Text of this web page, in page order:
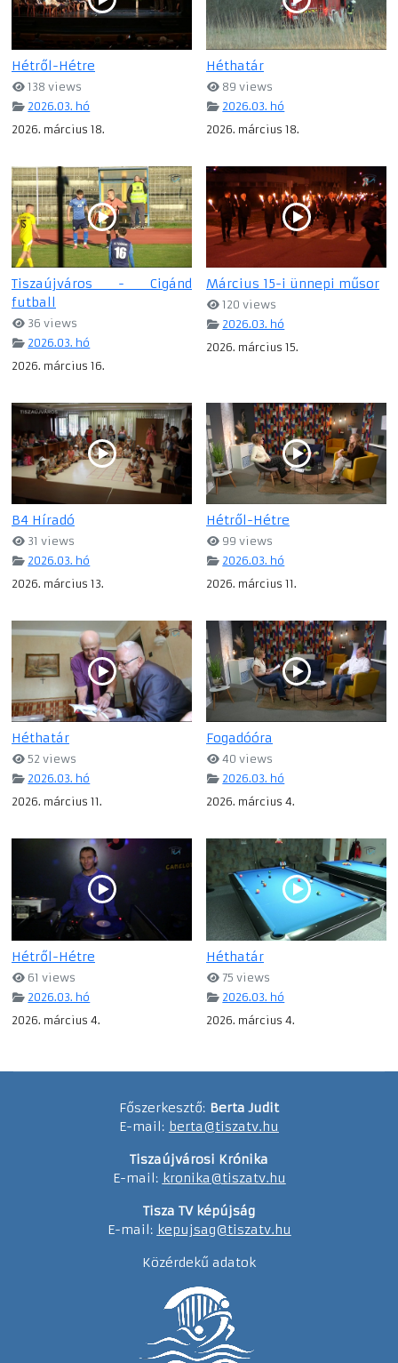
Hétről-Hétre
138 views
2026.03. hó
2026. március 18.
Héthatár
89 views
2026.03. hó
2026. március 18.
Tiszaújváros - Cigánd
futball
36 views
2026.03. hó
2026. március 16.
Március 15-i ünnepi műsor
120 views
2026.03. hó
2026. március 15.
B4 Híradó
31 views
2026.03. hó
2026. március 13.
Hétről-Hétre
99 views
2026.03. hó
2026. március 11.
Héthatár
52 views
2026.03. hó
2026. március 11.
Fogadóóra
40 views
2026.03. hó
2026. március 4.
Hétről-Hétre
61 views
2026.03. hó
2026. március 4.
Héthatár
75 views
2026.03. hó
2026. március 4.
Főszerkesztő: Berta Judit
E-mail: berta@tiszatv.hu
Tiszaújvárosi Krónika
E-mail: kronika@tiszatv.hu
Tisza TV képújság
E-mail: kepujsag@tiszatv.hu
Közérdekű adatok